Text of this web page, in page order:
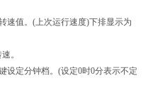
速值。(上次运行速度)下排显示为
。
设定分钟档。(设定0时0分表示不定